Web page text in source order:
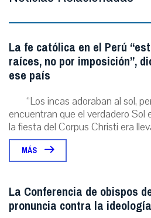
La fe católica en el Perú
raíces, no por imposición”,
ese país
“Los incas adoraban al sol,
encuentran que el verdadero Sol
la fiesta del Corpus Christi era
MÁS
La Conferencia de obispos
pronuncia contra la